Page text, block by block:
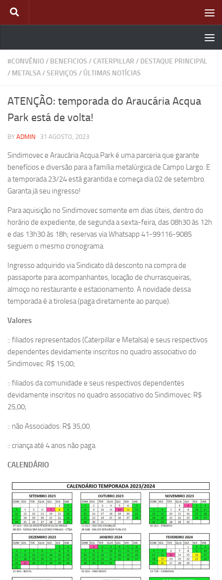
Skip to content
#CONVÊNIO/ BENEFICIOS / CATERPILLAR / DESTAQUE PRINCIPAL
/ METALSA/SERVIÇOS / ÚLTIMAS NOTÍCIAS
ATENÇÃO: temporada do Araucária Acqua
Park está de volta!
BY ADMIN · 31 AGOSTO, 2023
Sindimovec e Araucária Acqua Park é uma parceria que garante
benefícios e diversão para a família metalúrgica de Campo Largo. E
a temporada 23/24 está garantida e começa dia 02 de setembro.
Garanta já seu ingresso!
Para aquisição no Sindimovec somente em dias úteis, dentro do
horário de expediente, de segunda a sexta-feira, das 08h30 às 12h
e das 13h30 às 18h; reservas via Whatsapp 41-99116-9085
seguem o mesmo cronograma.
Ingresso adquirido via Sindicato dá desconto na compra de
passaporte para acompanhantes, locação de churrasqueiras,
almoço no restaurante e estacionamento. A novidade dessa
temporada é a tirolesa (paga diretamente ao parque).
Valores
:: filiados representados (Caterpillar e Metalsa) e seus respectivos
dependentes devidamente inscritos no quadro associativo do
Sindimovec: R$ 15,00;
:: filiados da comunidade e seus respectivos dependentes
devidamente inscritos no quadro associativo do Sindimovec: R$
25,00;
:: não Associados: R$ 35,00.
:: criança até 4 anos não paga.
CALENDÁRIO